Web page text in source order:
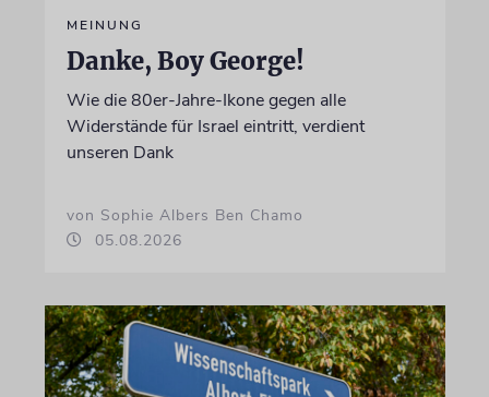
MEINUNG
Danke, Boy George!
Wie die 80er-Jahre-Ikone gegen alle
Widerstände für Israel eintritt, verdient
unseren Dank
von Sophie Albers Ben Chamo
05.08.2026